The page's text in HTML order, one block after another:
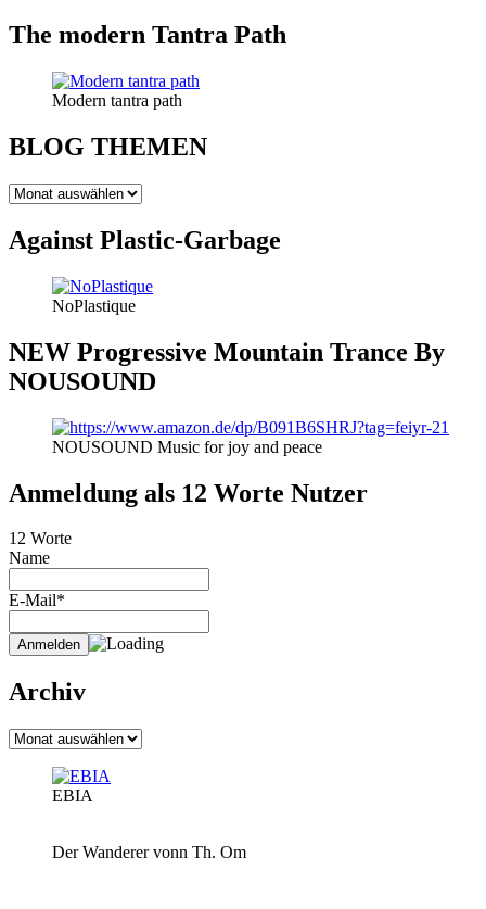
The modern Tantra Path
Modern tantra path
BLOG THEMEN
BLOG
Against Plastic-Garbage
NoPlastique
NEW Progressive Mountain Trance By
NOUSOUND
NOUSOUND Music for joy and peace
Anmeldung als 12 Worte Nutzer
12 Worte
Name
E-Mail*
Archiv
Archiv
EBIA
Der Wanderer vonn Th. Om